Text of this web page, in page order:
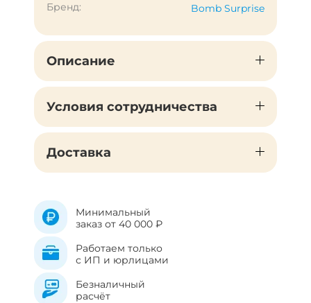
Бренд:
Bomb Surprise
Описание
Условия сотрудничества
Доставка
Минимальный
заказ от 40 000 ₽
Работаем только
с ИП и юрлицами
Безналичный
расчёт